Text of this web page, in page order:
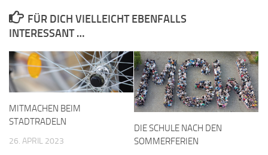
FÜR DICH VIELLEICHT EBENFALLS
INTERESSANT …
MITMACHEN BEIM
STADTRADELN
26. APRIL 2023
DIE SCHULE NACH DEN
SOMMERFERIEN